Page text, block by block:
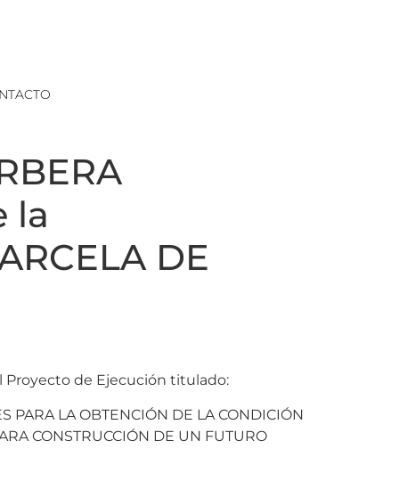
la
DE
Proyecto de Ejecución titulado:
PARA LA OBTENCIÓN DE LA CONDICIÓN
CONSTRUCCIÓN DE UN FUTURO